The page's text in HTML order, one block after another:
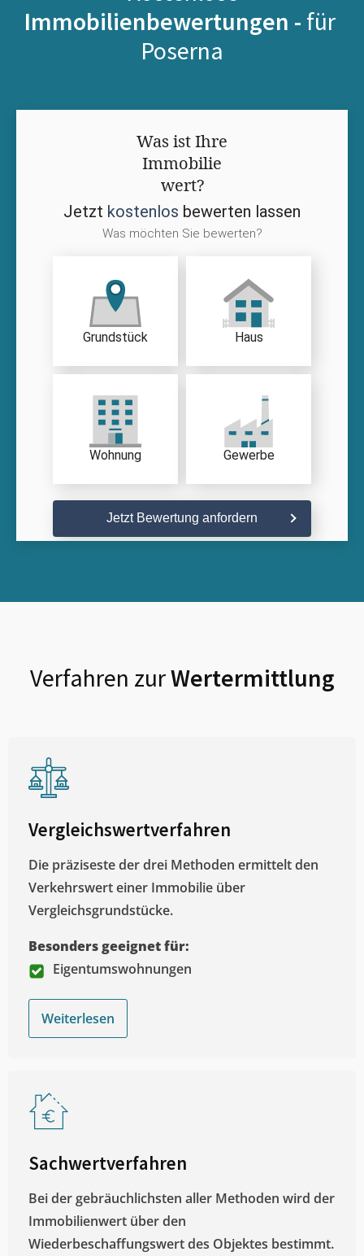
Immobilienbewertungen - für
Poserna
Was ist Ihre
Immobilie
wert?
Jetzt kostenlos bewerten lassen
Was möchten Sie bewerten?
Grundstück Haus
Wohnung Gewerbe
Jetzt Bewertung anfordern
Verfahren zurWertermittlung
Vergleichswertverfahren
Die präziseste der drei Methoden ermittelt den
Verkehrswert einer Immobilie über
Vergleichsgrundstücke.
Besonders geeignet für:
Eigentumswohnungen
Weiterlesen
Sachwertverfahren
Bei der gebräuchlichsten aller Methoden wird der
Immobilienwert über den
Wiederbeschaffungswert des Objektes bestimmt.